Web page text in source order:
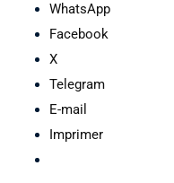
WhatsApp
Facebook
X
Telegram
E-mail
Imprimer